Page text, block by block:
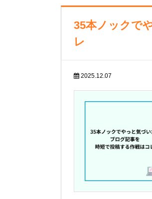
35本ノックで
レ
2025.12.07